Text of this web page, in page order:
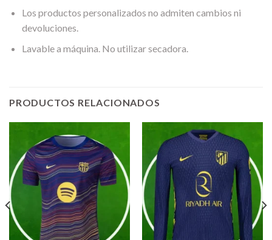
Los productos personalizados no admiten cambios ni
devoluciones.
Lavable a máquina. No utilizar secadora.
PRODUCTOS RELACIONADOS